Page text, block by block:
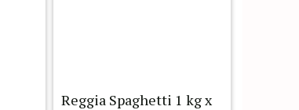
Reggia Spaghetti 1 kg x